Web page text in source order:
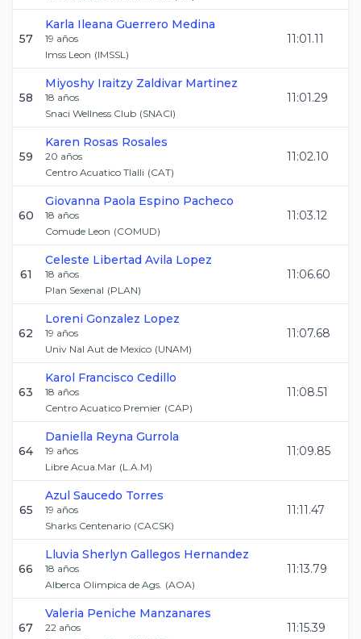
57
Karla Ileana Guerrero Medina
19 años
Imss Leon (IMSSL)
11:01.11
58
Miyoshy Iraitzy Zaldivar Martinez
18 años
Snaci Wellness Club (SNACI)
11:01.29
59
Karen Rosas Rosales
20 años
Centro Acuatico Tlalli (CAT)
11:02.10
60
Giovanna Paola Espino Pacheco
18 años
Comude Leon (COMUD)
11:03.12
61
Celeste Libertad Avila Lopez
18 años
Plan Sexenal (PLAN)
11:06.60
62
Loreni Gonzalez Lopez
19 años
Univ Nal Aut de Mexico (UNAM)
11:07.68
63
Karol Francisco Cedillo
18 años
Centro Acuatico Premier (CAP)
11:08.51
64
Daniella Reyna Gurrola
19 años
Libre Acua.Mar (L.A.M)
11:09.85
65
Azul Saucedo Torres
19 años
Sharks Centenario (CACSK)
11:11.47
66
Lluvia Sherlyn Gallegos Hernandez
18 años
Alberca Olimpica de Ags. (AOA)
11:13.79
67
Valeria Peniche Manzanares
22 años
11:15.39